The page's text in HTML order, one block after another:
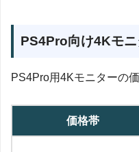
PS4Pro向け4Kモ
PS4Pro用4Kモニターの
価格帯